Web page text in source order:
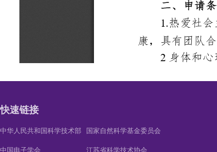
快速链接
中华人民共和国科学技术部 国家自然科学基金委员会
中国电子学会 江苏省科学技术协会